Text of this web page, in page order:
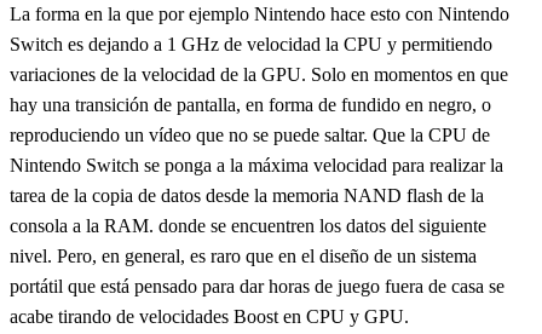
La forma en la que por ejemplo Nintendo hace esto con Nintendo
Switch es dejando a 1 GHz de velocidad la CPU y permitiendo
variaciones de la velocidad de la GPU. Solo en momentos en que
hay una transición de pantalla, en forma de fundido en negro, o
reproduciendo un vídeo que no se puede saltar. Que la CPU de
Nintendo Switch se ponga a la máxima velocidad para realizar la
tarea de la copia de datos desde la memoria NAND flash de la
consola a la RAM. donde se encuentren los datos del siguiente
nivel. Pero, en general, es raro que en el diseño de un sistema
portátil que está pensado para dar horas de juego fuera de casa se
acabe tirando de velocidades Boost en CPU y GPU.